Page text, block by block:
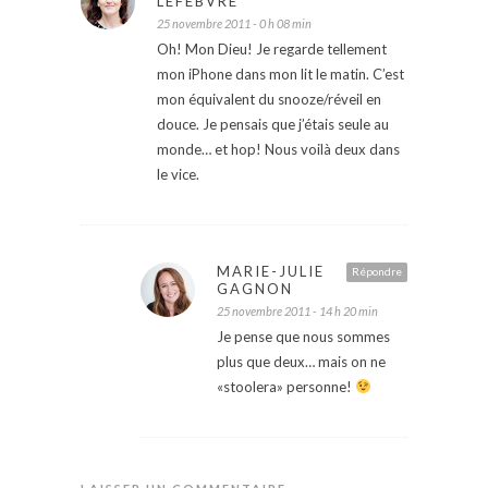
25 novembre 2011 - 0 h 08 min
Oh! Mon Dieu! Je regarde tellement
mon iPhone dans mon lit le matin. C’est
mon équivalent du snooze/réveil en
douce. Je pensais que j’étais seule au
monde… et hop! Nous voilà deux dans
le vice.
Répondre
MARIE-JULIE
GAGNON
25 novembre 2011 - 14 h 20 min
Je pense que nous sommes
plus que deux… mais on ne
«stoolera» personne!